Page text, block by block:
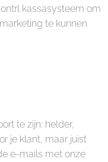
kassasysteem om
te kunnen
te zijn: helder,
je klant, maar juist
e-mails met onze